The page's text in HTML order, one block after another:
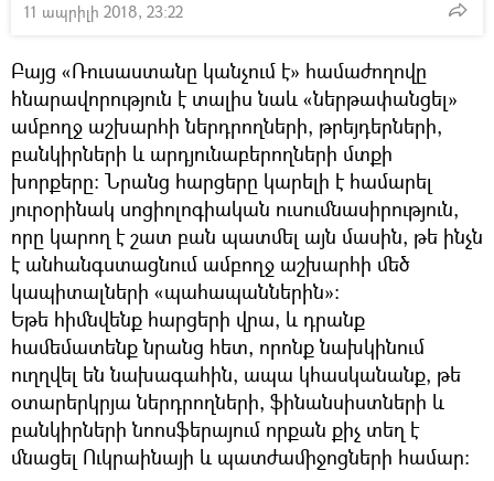
11 ապրիլի 2018, 23:22
Բայց «Ռուսաստանը կանչում է» համաժողովը
հնարավորություն է տալիս նաև «ներթափանցել»
ամբողջ աշխարհի ներդրողների, թրեյդերների,
բանկիրների և արդյունաբերողների մտքի
խորքերը։ Նրանց հարցերը կարելի է համարել
յուրօրինակ սոցիոլոգիական ուսումնասիրություն,
որը կարող է շատ բան պատմել այն մասին, թե ինչն
է անհանգստացնում ամբողջ աշխարհի մեծ
կապիտալների «պահապաններին»։
Եթե հիմնվենք հարցերի վրա, և դրանք
համեմատենք նրանց հետ, որոնք նախկինում
ուղղվել են նախագահին, ապա կհասկանանք, թե
օտարերկրյա ներդրողների, ֆինանսիստների և
բանկիրների նոոսֆերայում որքան քիչ տեղ է
մնացել Ուկրաինայի և պատժամիջոցների համար։